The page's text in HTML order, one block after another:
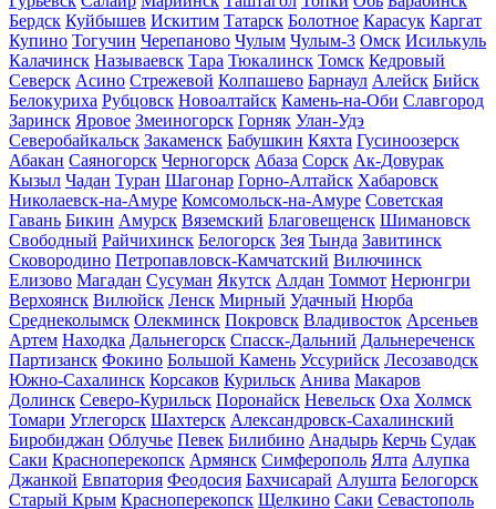
Бердск Куйбышев Искитим Татарск Болотное Карасук Каргат
Купино Тогучин Черепаново Чулым Чулым-3 Омск Исилькуль
Калачинск Называевск Тара Тюкалинск Томск Кедровый
Северск Асино Стрежевой Колпашево Барнаул Алейск Бийск
Белокуриха Рубцовск Новоалтайск Камень-на-Оби Славгород
Заринск Яровое Змеиногорск Горняк Улан-Удэ
Северобайкальск Закаменск Бабушкин Кяхта Гусиноозерск
Абакан Саяногорск Черногорск Абаза Сорск Ак-Довурак
Кызыл Чадан Туран Шагонар Горно-Алтайск Хабаровск
Николаевск-на-Амуре Комсомольск-на-Амуре Советская
Гавань Бикин Амурск Вяземский Благовещенск Шимановск
Свободный Райчихинск Белогорск Зея Тында Завитинск
Сковородино Петропавловск-Камчатский Вилючинск
Елизово Магадан Сусуман Якутск Алдан Томмот Нерюнгри
Верхоянск Вилюйск Ленск Мирный Удачный Нюрба
Среднеколымск Олекминск Покровск Владивосток Арсеньев
Артем Находка Дальнегорск Спасск-Дальний Дальнереченск
Партизанск Фокино Большой Камень Уссурийск Лесозаводск
Южно-Сахалинск Корсаков Курильск Анива Макаров
Долинск Северо-Курильск Поронайск Невельск Оха Холмск
Томари Углегорск Шахтерск Александровск-Сахалинский
Биробиджан Облучье Певек Билибино Анадырь Керчь Судак
Саки Красноперекопск Армянск Симферополь Ялта Алупка
Джанкой Евпатория Феодосия Бахчисарай Алушта Белогорск
Старый Крым Красноперекопск Щелкино Саки Севастополь